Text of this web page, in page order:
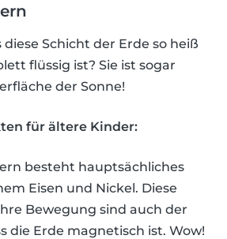
Schicht der Erde so heiß
flüssig ist? Sie ist sogar
der Sonne!
für ältere Kinder:
besteht hauptsächliches
Eisen und Nickel. Diese
Bewegung sind auch der
die Erde magnetisch ist. Wow!